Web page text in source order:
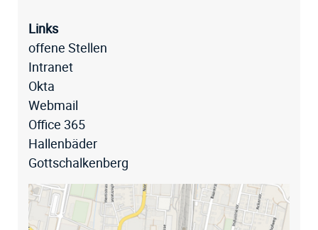
Links
offene Stellen
Intranet
Okta
Webmail
Office 365
Hallenbäder
Gottschalkenberg